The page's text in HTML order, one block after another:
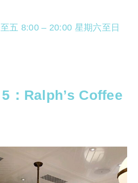
五 8:00 – 20:00 星期六至日
： Ralph’s Coffee